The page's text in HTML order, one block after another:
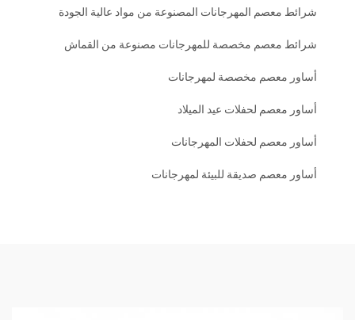
شرائط معصم المهرجانات المصنوعة من مواد عالية الجودة
شرائط معصم مخصصة للمهرجانات مصنوعة من القماش
أساور معصم مخصصة لمهرجانات
أساور معصم لحفلات عيد الميلاد
أساور معصم لحفلات المهرجانات
أساور معصم صديقة للبيئة لمهرجانات